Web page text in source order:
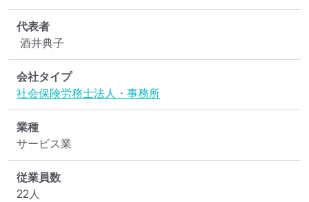
代表者
酒井典子
会社タイプ
社会保険労務士法人・事務所
業種
サービス業
従業員数
22人